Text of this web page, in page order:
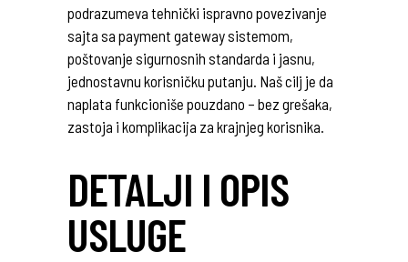
podrazumeva tehnički ispravno povezivanje
sajta sa payment gateway sistemom,
poštovanje sigurnosnih standarda i jasnu,
jednostavnu korisničku putanju. Naš cilj je da
naplata funkcioniše pouzdano – bez grešaka,
zastoja i komplikacija za krajnjeg korisnika.
DETALJI I OPIS
USLUGE